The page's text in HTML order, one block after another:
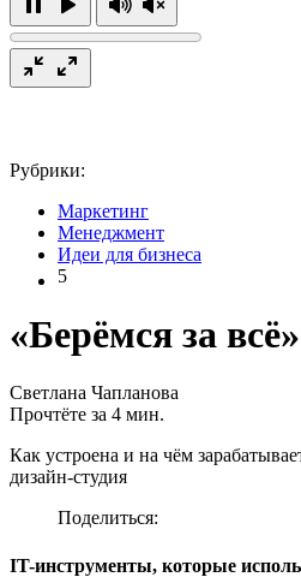
Рубрики:
Маркетинг
Менеджмент
Идеи для бизнеса
5
«Берёмся за всё»
Светлана Чапланова
Прочтёте за 4 мин.
Как устроена и на чём
дизайн-студия
Поделиться:
IT-инструменты, которые